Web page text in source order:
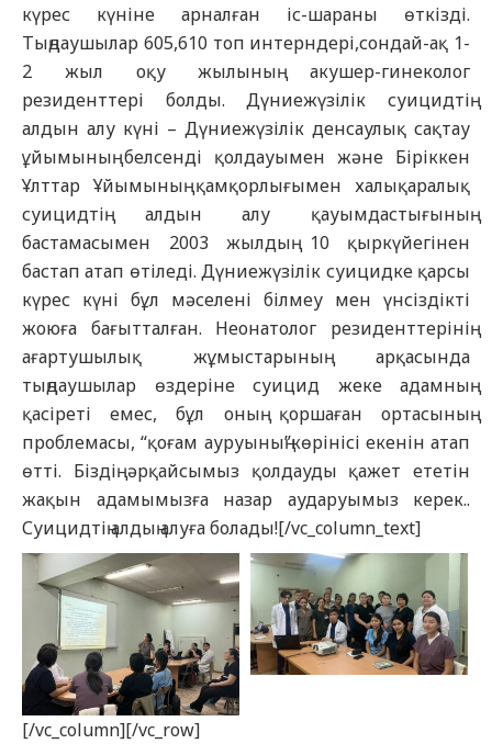
күрес күніне арналған іс-шараны өткізді.
Тыңдаушылар 605,610 топ интерндері,сондай-ақ 1-
2 жыл оқу жылының акушер-гинеколог
резиденттері болды. Дүниежүзілік суицидтің
алдын алу күні – Дүниежүзілік денсаулық сақтау
ұйымының белсенді қолдауымен және Біріккен
Ұлттар Ұйымының қамқорлығымен халықаралық
суицидтің алдын алу қауымдастығының
бастамасымен 2003 жылдың 10 қыркүйегінен
бастап атап өтіледі. Дүниежүзілік суицидке қарсы
күрес күні бұл мәселені білмеу мен үнсіздікті
жоюға бағытталған. Неонатолог резиденттерінің
ағартушылық жұмыстарының арқасында
тыңдаушылар өздеріне суицид жеке адамның
қасіреті емес, бұл оның қоршаған ортасының
проблемасы, “қоғам ауруының”көрінісі екенін атап
өтті. Біздің әрқайсымыз қолдауды қажет ететін
жақын адамымызға назар аударуымыз керек..
Суицидтің алдың алуға болады![/vc_column_text]
[/vc_column][/vc_row]